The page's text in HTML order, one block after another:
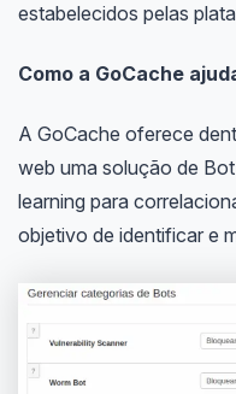
estabelecidos pelas
Como a GoCache
A GoCache oferece
web uma solução de
learning para
objetivo de identificar e